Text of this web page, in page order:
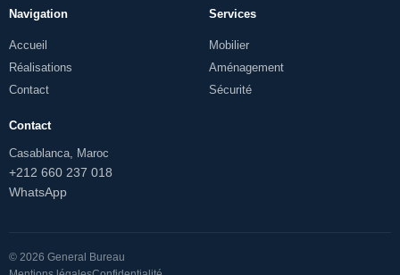
Navigation
Accueil
Réalisations
Contact
Services
Mobilier
Aménagement
Sécurité
Contact
Casablanca, Maroc
+212 660 237 018
WhatsApp
© 2026 General Bureau